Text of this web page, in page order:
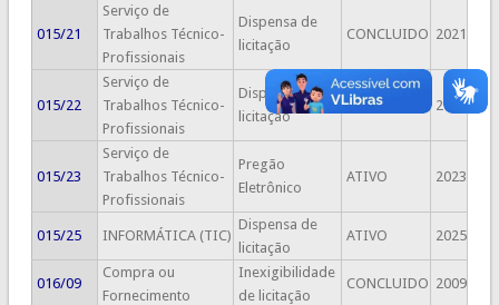
015/21
Serviço de
Trabalhos Técnico-
Profissionais
Dispensa de
licitação
CONCLUIDO 2021
015/22
Serviço de
Trabalhos Técnico-
Profissionais
Dispensa de
licitação
CONCLUIDO 2022
015/23
Serviço de
Trabalhos Técnico-
Profissionais
Pregão
Eletrônico
ATIVO 2023
015/25 INFORMÁTICA (TIC)
Dispensa de
licitação
ATIVO 2025
016/09
Compra ou
Fornecimento
Inexigibilidade
de licitação
CONCLUIDO 2009